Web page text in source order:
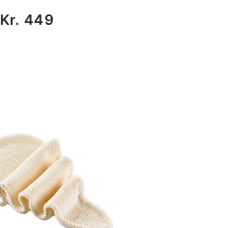
Kr. 449